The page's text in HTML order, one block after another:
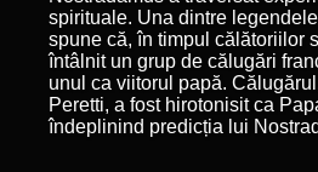
spirituale. Una dintre
spune că, în timpul călătoriilor
întâlnit un grup de călugări
unul ca viitorul papă.
Peretti, a fost hirotonisit ca
îndeplinind predicția lui